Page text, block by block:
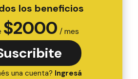
los beneficios
$2000 / mes
una cuenta? Ingresá